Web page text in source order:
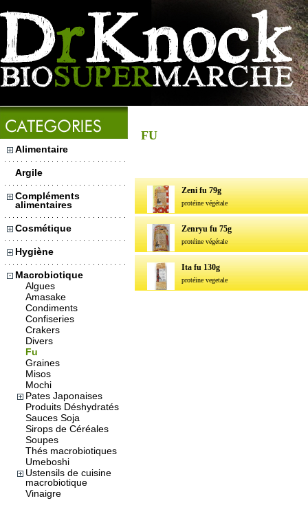
Alimentaire
Argile
Compléments
alimentaires
Cosmétique
Hygiène
Macrobiotique
Algues
Amasake
Condiments
Confiseries
Crakers
Divers
Fu
Graines
Misos
Mochi
Pates Japonaises
Produits Déshydratés
Sauces Soja
Sirops de Céréales
Soupes
Thés macrobiotiques
Umeboshi
Ustensils de cuisine
macrobiotique
Vinaigre
FU
Zeni fu 79g
protéine végétale
Zenryu fu 75g
protéine végétale
Ita fu 130g
protéine vegetale